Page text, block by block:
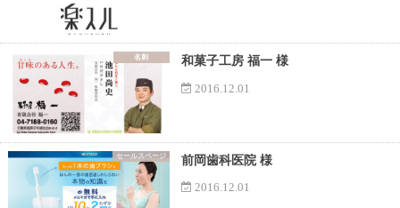
名刺 和菓子工房 福一 様
2016.12.01
セールスページ 前岡歯科医院 様
2016.12.01